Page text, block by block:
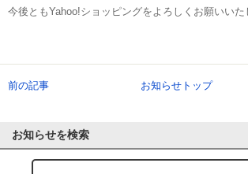
今後ともYahoo!ショッピングをよろしくお願いいた
前の記事 お知らせトップ
お知らせを検索